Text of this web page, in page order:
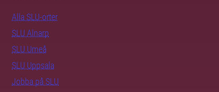
Alla SLU-orter
SLU Alnarp
SLU Umeå
SLU Uppsala
Jobba på SLU